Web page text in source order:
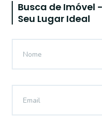
Busca de Imóvel
Seu Lugar Ideal